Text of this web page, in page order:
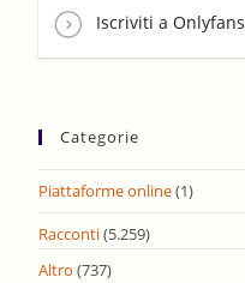
Iscriviti a Onlyfans
Categorie
Piattaforme online(1)
Racconti(5.259)
Altro (737)